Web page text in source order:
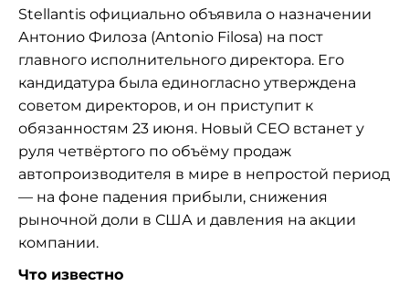
Stellantis официально объявила о назначении
Антонио Филоза (Antonio Filosa) на пост
главного исполнительного директора. Его
кандидатура была единогласно утверждена
советом директоров, и он приступит к
обязанностям 23 июня. Новый CEO встанет у
руля четвёртого по объёму продаж
автопроизводителя в мире в непростой период
— на фоне падения прибыли, снижения
рыночной доли в США и давления на акции
компании.
Что известно